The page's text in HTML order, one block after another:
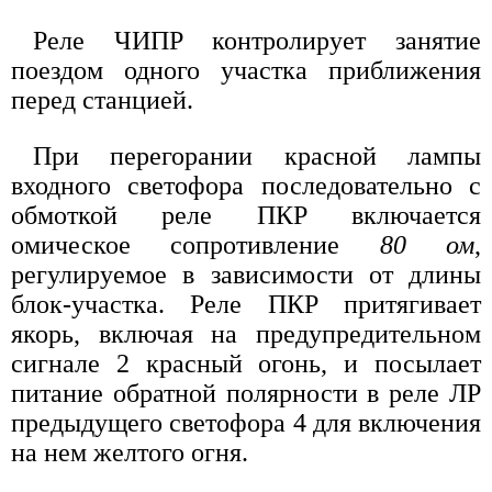
Реле ЧИПР контролирует занятие
поездом одного участка приближения
перед станцией.
При перегорании красной лампы
входного светофора последовательно с
обмоткой реле ПКР включается
омическое сопротивление 80 ом,
регулируемое в зависимости от длины
блок-участка. Реле ПКР притягивает
якорь, включая на предупредительном
сигнале 2 красный огонь, и посылает
питание обратной полярности в реле ЛР
предыдущего светофора 4 для включения
на нем желтого огня.